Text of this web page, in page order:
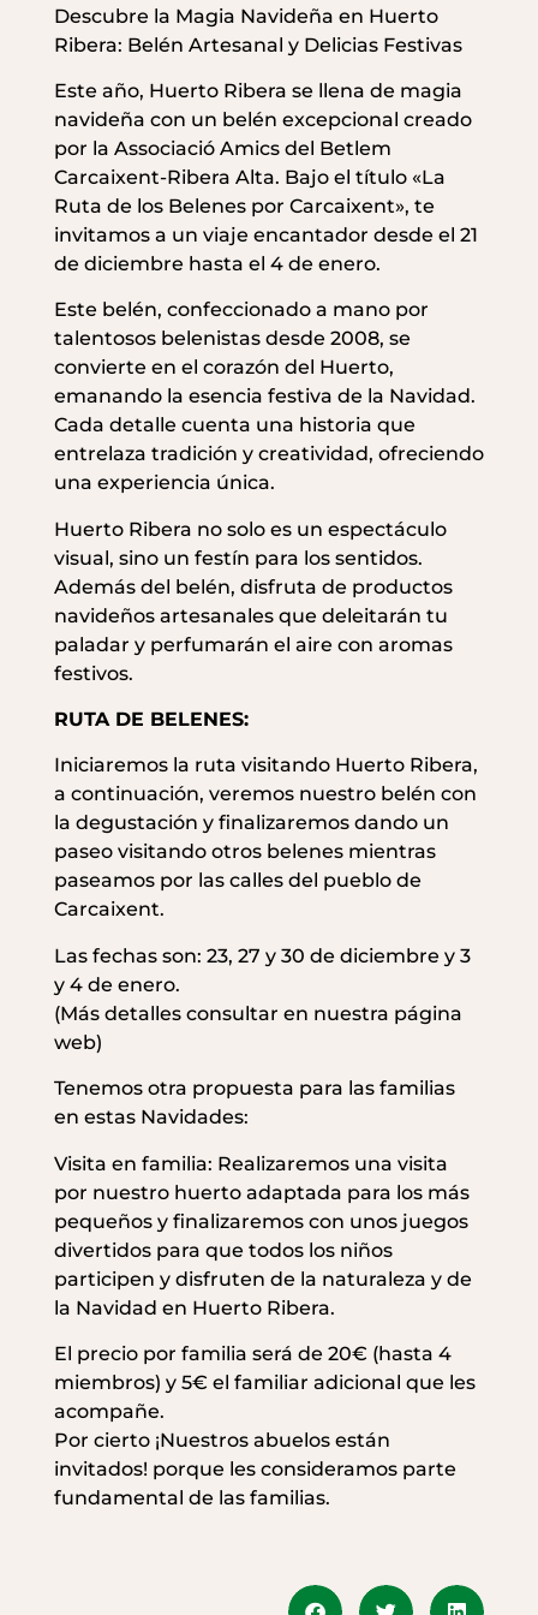
Descubre la Magia Navideña en Huerto
Ribera: Belén Artesanal y Delicias Festivas
Este año, Huerto Ribera se llena de magia
navideña con un belén excepcional creado
por la Associació Amics del Betlem
Carcaixent-Ribera Alta. Bajo el título «La
Ruta de los Belenes por Carcaixent», te
invitamos a un viaje encantador desde el 21
de diciembre hasta el 4 de enero.
Este belén, confeccionado a mano por
talentosos belenistas desde 2008, se
convierte en el corazón del Huerto,
emanando la esencia festiva de la Navidad.
Cada detalle cuenta una historia que
entrelaza tradición y creatividad, ofreciendo
una experiencia única.
Huerto Ribera no solo es un espectáculo
visual, sino un festín para los sentidos.
Además del belén, disfruta de productos
navideños artesanales que deleitarán tu
paladar y perfumarán el aire con aromas
festivos.
RUTA DE BELENES:
Iniciaremos la ruta visitando Huerto Ribera,
a continuación, veremos nuestro belén con
la degustación y finalizaremos dando un
paseo visitando otros belenes mientras
paseamos por las calles del pueblo de
Carcaixent.
Las fechas son: 23, 27 y 30 de diciembre y 3
y 4 de enero.
(Más detalles consultar en nuestra página
web)
Tenemos otra propuesta para las familias
en estas Navidades:
Visita en familia: Realizaremos una visita
por nuestro huerto adaptada para los más
pequeños y finalizaremos con unos juegos
divertidos para que todos los niños
participen y disfruten de la naturaleza y de
la Navidad en Huerto Ribera.
El precio por familia será de 20€ (hasta 4
miembros) y 5€ el familiar adicional que les
acompañe.
Por cierto ¡Nuestros abuelos están
invitados! porque les consideramos parte
fundamental de las familias.